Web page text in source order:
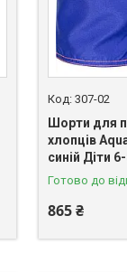
307-02
Шорти для
хлопців
синій Діти
Готово до
865 ₴